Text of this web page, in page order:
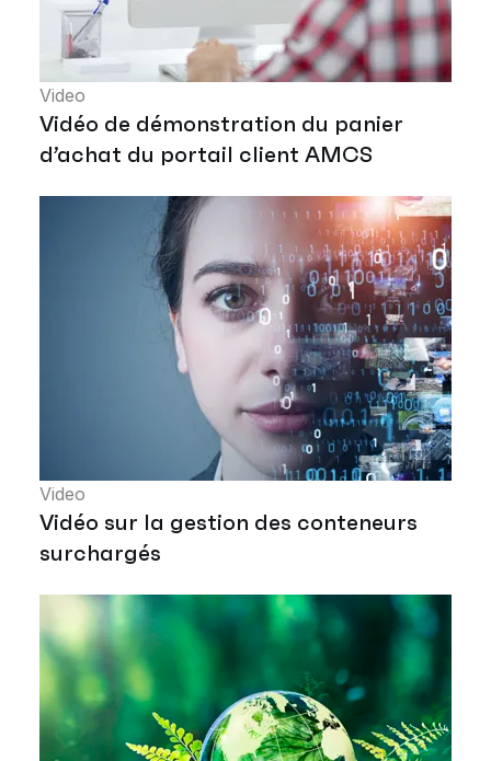
Video
Vidéo de démonstration du panier
d’achat du portail client AMCS
Video
Vidéo sur la gestion des conteneurs
surchargés